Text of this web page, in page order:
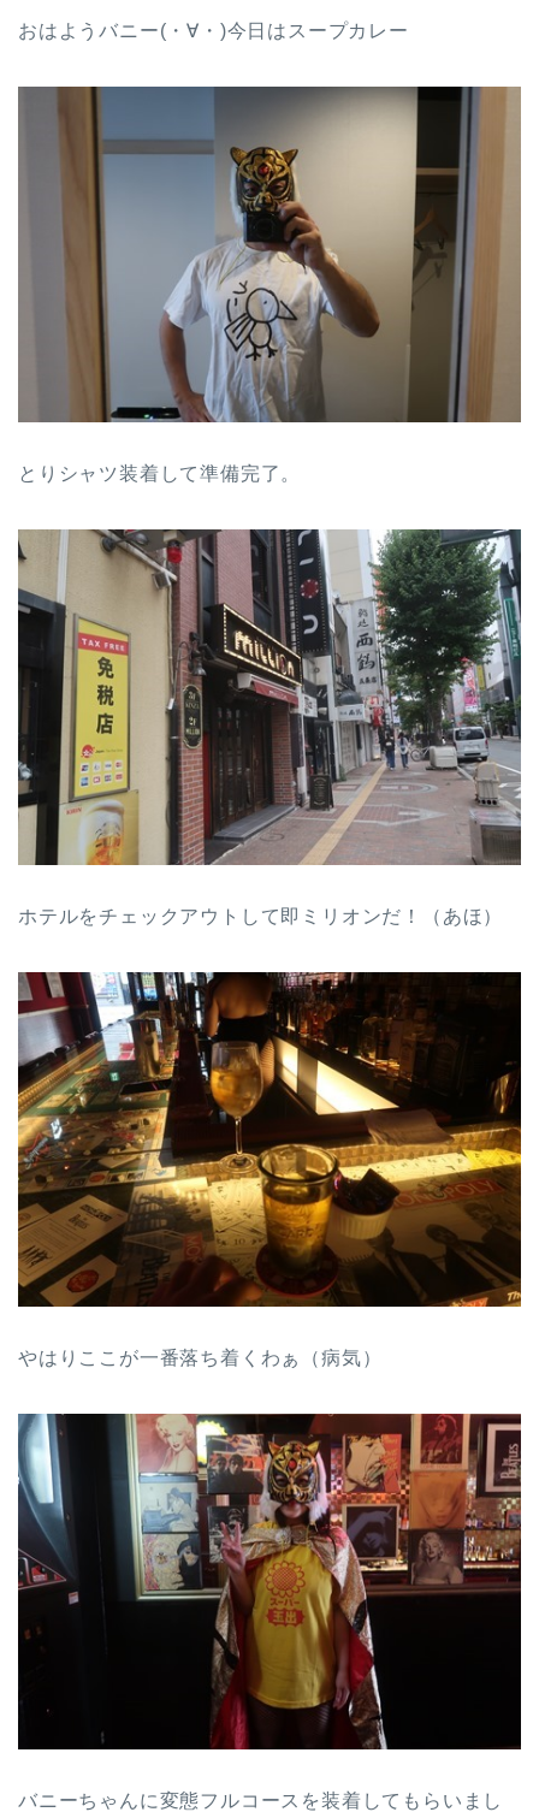
おはようバニー(・∀・)今日はスープカレー
とりシャツ装着して準備完了。
ホテルをチェックアウトして即ミリオンだ！（あほ）
やはりここが一番落ち着くわぁ（病気）
バニーちゃんに変態フルコースを装着してもらいまし